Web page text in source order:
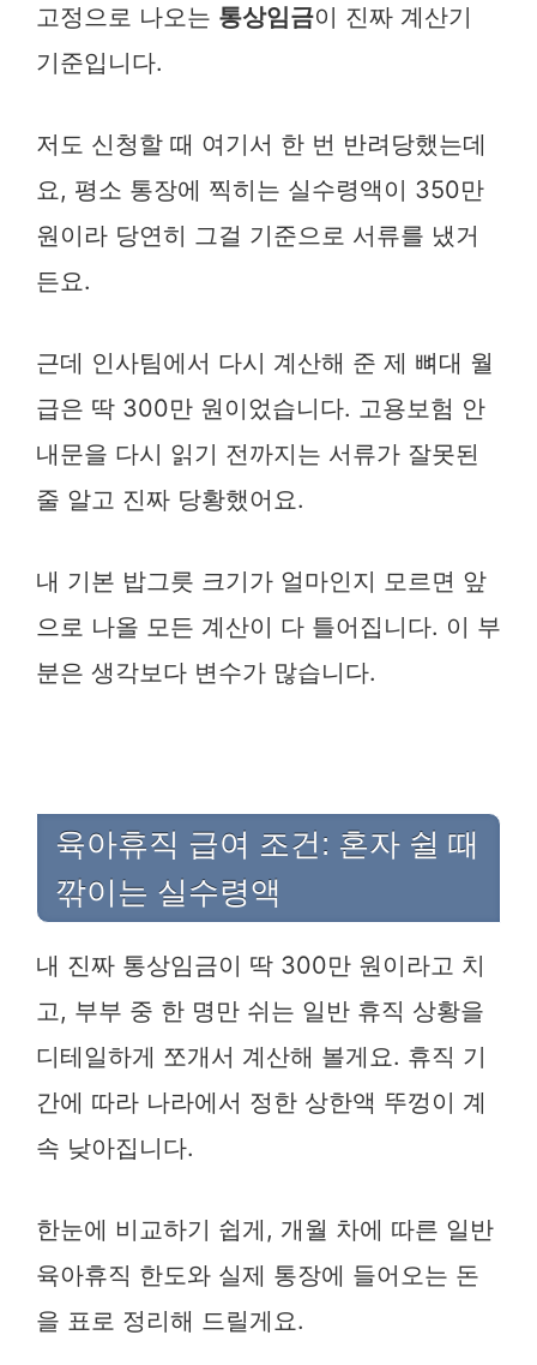
고정으로 나오는 통상임금이 진짜 계산기
기준입니다.
저도 신청할 때 여기서 한 번 반려당했는데
요, 평소 통장에 찍히는 실수령액이 350만
원이라 당연히 그걸 기준으로 서류를 냈거
든요.
근데 인사팀에서 다시 계산해 준 제 뼈대 월
급은 딱 300만 원이었습니다. 고용보험 안
내문을 다시 읽기 전까지는 서류가 잘못된
줄 알고 진짜 당황했어요.
내 기본 밥그릇 크기가 얼마인지 모르면 앞
으로 나올 모든 계산이 다 틀어집니다. 이 부
분은 생각보다 변수가 많습니다.
육아휴직 급여 조건: 혼자 쉴 때
깎이는 실수령액
내 진짜 통상임금이 딱 300만 원이라고 치
고, 부부 중 한 명만 쉬는 일반 휴직 상황을
디테일하게 쪼개서 계산해 볼게요. 휴직 기
간에 따라 나라에서 정한 상한액 뚜껑이 계
속 낮아집니다.
한눈에 비교하기 쉽게, 개월 차에 따른 일반
육아휴직 한도와 실제 통장에 들어오는 돈
을 표로 정리해 드릴게요.